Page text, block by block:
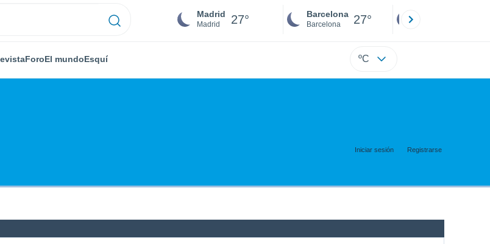
Madrid
Madrid 27° Barcelona
Barcelona 27°
ForoEl mundoEsquí ºC
Iniciar sesión Registrarse